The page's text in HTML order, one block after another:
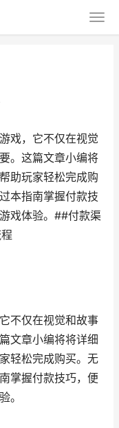
戏，它不仅在视觉
。这篇文章小编将
助玩家轻松完成购
本指南掌握付款技
戏体验。##付款渠
不仅在视觉和故事
文章小编将将详细
轻松完成购买。无
掌握付款技巧，便
。